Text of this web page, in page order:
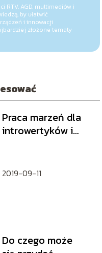
RTV, AGD, multimediów i
by ułatwić
i innowacji
złożone tematy
Praca marzeń dla
introwertyków i
2019-09-11
Do czego może